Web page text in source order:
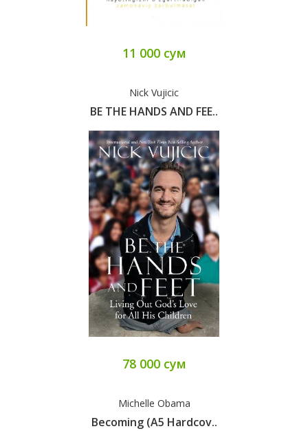
11 000 сум
Nick Vujicic
BE THE HANDS AND FEE..
78 000 сум
Michelle Obama
Becoming (A5 Hardcov..